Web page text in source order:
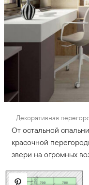
Декоративная
От остальной
красочной
звери на огромных